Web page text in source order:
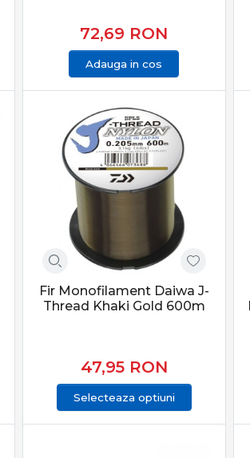
72,69 RON
Adauga in cos
Fir Monofilament Daiwa J-
Thread Khaki Gold 600m
47,95 RON
Selecteaza optiuni